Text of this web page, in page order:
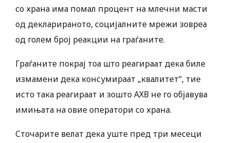
со храна има помал процент на млечни масти
од декларираното, социјалните мрежи зовреа
од голем број реакции на граѓаните.
Граѓаните покрај тоа што реагираат дека биле
измамени дека консумираат „квалитет“, тие
исто така реагираат и зошто АХВ не го објавува
имињата на овие оператори со храна.
Сточарите велат дека уште пред три месеци